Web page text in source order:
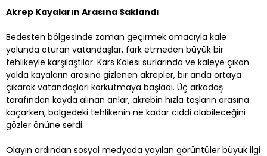
Akrep Kayaların Arasına Saklandı
Bedesten bölgesinde zaman geçirmek amacıyla kale
yolunda oturan vatandaşlar, fark etmeden büyük bir
tehlikeyle karşılaştılar. Kars Kalesi surlarında ve kaleye çıkan
yolda kayaların arasına gizlenen akrepler, bir anda ortaya
çıkarak vatandaşları korkutmaya başladı. Üç arkadaş
tarafından kayda alınan anlar, akrebin hızla taşların arasına
kaçarken, bölgedeki tehlikenin ne kadar ciddi olabileceğini
gözler önüne serdi.
Olayın ardından sosyal medyada yayılan görüntüler büyük ilgi